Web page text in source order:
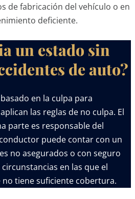
de fabricación del vehículo o en
deficiente.
un estado sin
de auto?
en la culpa para
las reglas de no culpa. El
parte es responsable del
puede contar con un
no asegurados o con seguro
en las que el
tiene suficiente cobertura.